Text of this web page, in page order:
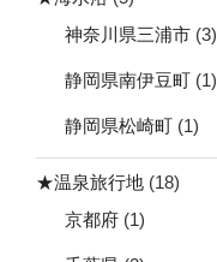
神奈川県三浦市 (3)
静岡県南伊豆町 (1)
静岡県松崎町 (1)
★温泉旅行地 (18)
京都府 (1)